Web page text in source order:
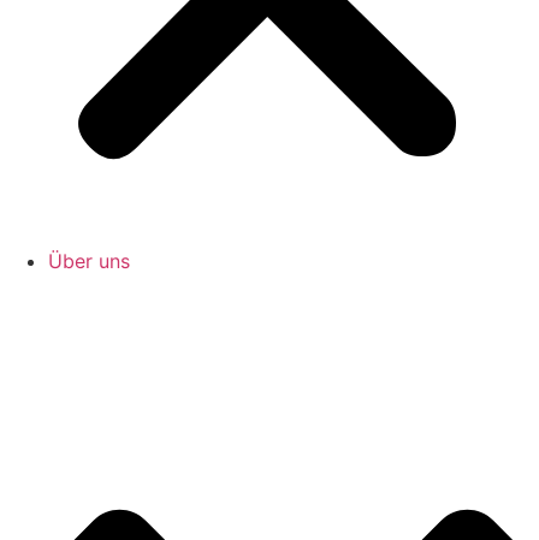
Über uns